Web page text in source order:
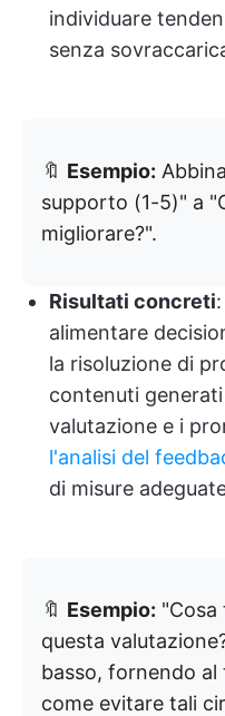
individuare
senza
🔖 Esempio:
supporto (1-5)" a
migliorare?".
Risultati concreti
alimentare
la risoluzione di
contenuti
valutazione e i
l'analisi del
di misure
🔖 Esempio: "Cosa
questa
basso, fornendo
come evitare tali